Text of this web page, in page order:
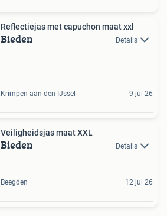
Reflectiejas met capuchon maat xxl
Bieden Details
Krimpen aan den IJssel 9 jul 26
Veiligheidsjas maat XXL
Bieden Details
Beegden 12 jul 26